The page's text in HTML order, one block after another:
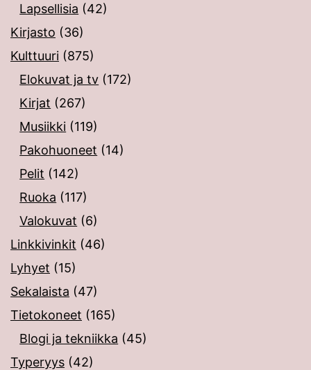
Lapsellisia (42)
Kirjasto (36)
Kulttuuri (875)
Elokuvat ja tv (172)
Kirjat (267)
Musiikki (119)
Pakohuoneet (14)
Pelit (142)
Ruoka (117)
Valokuvat (6)
Linkkivinkit (46)
Lyhyet (15)
Sekalaista (47)
Tietokoneet (165)
Blogi ja tekniikka (45)
Typeryys (42)